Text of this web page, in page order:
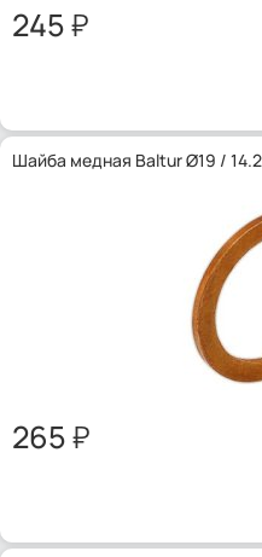
245
Шайба медная Baltur Ø19 /
265